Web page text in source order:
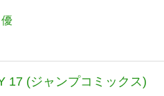
17 (ジャンプコミックス)